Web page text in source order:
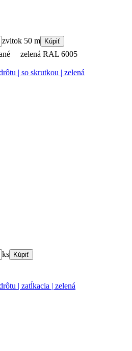
zvitok 50 m
Kúpiť
zelená RAL 6005
| so skrutkou | zelená
ks
Kúpiť
| zatĺkacia | zelená